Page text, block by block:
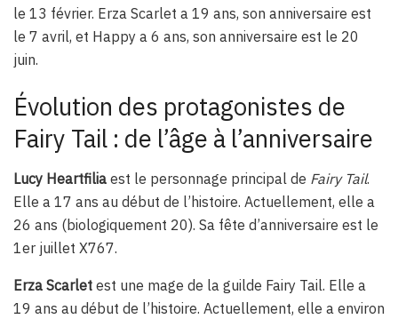
le 13 février. Erza Scarlet a 19 ans, son anniversaire est
le 7 avril, et Happy a 6 ans, son anniversaire est le 20
juin.
Évolution des protagonistes de
Fairy Tail : de l’âge à l’anniversaire
Lucy Heartfilia est le personnage principal de Fairy Tail.
Elle a 17 ans au début de l’histoire. Actuellement, elle a
26 ans (biologiquement 20). Sa fête d’anniversaire est le
1er juillet X767.
Erza Scarlet est une mage de la guilde Fairy Tail. Elle a
19 ans au début de l’histoire. Actuellement, elle a environ